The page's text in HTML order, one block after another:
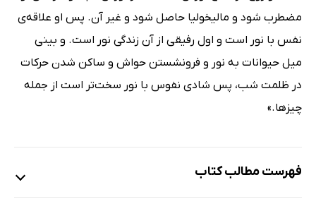
مضطرب شود و مالیخولیا حاصل شود و غیر آن. پس او علاقه‌ی
نفس با نور است و اول رفیقی از آن زندگی نور است. و بینی
میل حیوانات به نور و فرونشستن حواش و ساکن شدن حرکات
در ظلمت شب، پس شادی نفوس با نور سخت‌تر است از جمله
چیزها.»
فهرست مطالب کتاب